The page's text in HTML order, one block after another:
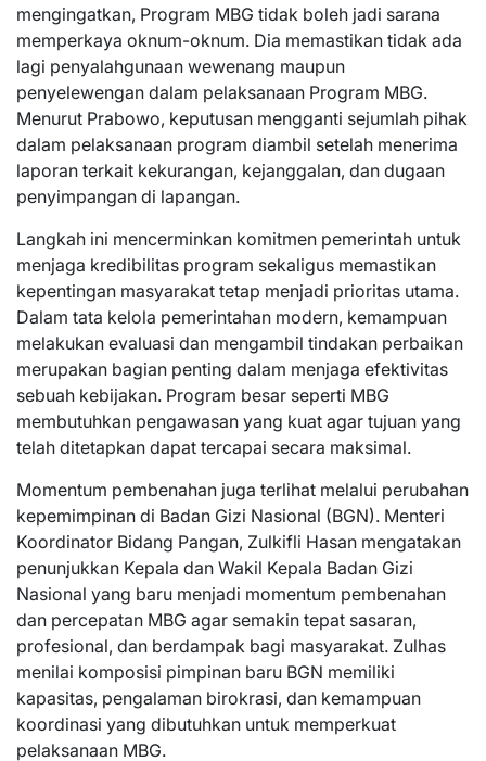
mengingatkan, Program MBG tidak boleh jadi sarana
memperkaya oknum-oknum. Dia memastikan tidak ada
lagi penyalahgunaan wewenang maupun
penyelewengan dalam pelaksanaan Program MBG.
Menurut Prabowo, keputusan mengganti sejumlah pihak
dalam pelaksanaan program diambil setelah menerima
laporan terkait kekurangan, kejanggalan, dan dugaan
penyimpangan di lapangan.
Langkah ini mencerminkan komitmen pemerintah untuk
menjaga kredibilitas program sekaligus memastikan
kepentingan masyarakat tetap menjadi prioritas utama.
Dalam tata kelola pemerintahan modern, kemampuan
melakukan evaluasi dan mengambil tindakan perbaikan
merupakan bagian penting dalam menjaga efektivitas
sebuah kebijakan. Program besar seperti MBG
membutuhkan pengawasan yang kuat agar tujuan yang
telah ditetapkan dapat tercapai secara maksimal.
Momentum pembenahan juga terlihat melalui perubahan
kepemimpinan di Badan Gizi Nasional (BGN). Menteri
Koordinator Bidang Pangan, Zulkifli Hasan mengatakan
penunjukkan Kepala dan Wakil Kepala Badan Gizi
Nasional yang baru menjadi momentum pembenahan
dan percepatan MBG agar semakin tepat sasaran,
profesional, dan berdampak bagi masyarakat. Zulhas
menilai komposisi pimpinan baru BGN memiliki
kapasitas, pengalaman birokrasi, dan kemampuan
koordinasi yang dibutuhkan untuk memperkuat
pelaksanaan MBG.